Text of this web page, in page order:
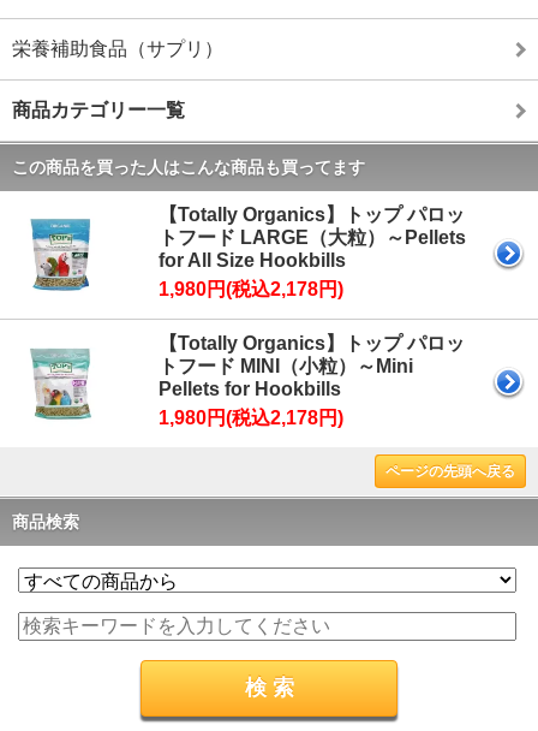
栄養補助食品（サプリ）
商品カテゴリー一覧
この商品を買った人はこんな商品も買ってます
【Totally Organics】トップ パロッ
トフード LARGE（大粒）～Pellets
for All Size Hookbills
1,980円(税込2,178円)
【Totally Organics】トップ パロッ
トフード MINI（小粒）～Mini
Pellets for Hookbills
1,980円(税込2,178円)
ページの先頭へ戻る
商品検索